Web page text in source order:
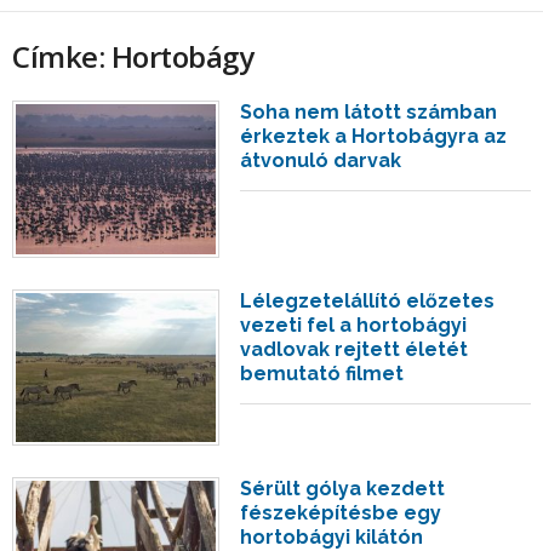
Címke: Hortobágy
Soha nem látott számban
érkeztek a Hortobágyra az
átvonuló darvak
Lélegzetelállító előzetes
vezeti fel a hortobágyi
vadlovak rejtett életét
bemutató filmet
Sérült gólya kezdett
fészeképítésbe egy
hortobágyi kilátón